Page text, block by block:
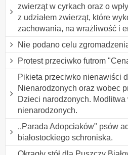
zwierząt w cyrkach oraz o
z udziałem zwierząt, które
zachowania, na wrażliwość i
Nie podano celu
Protest przeciwko futrom
Pikieta przeciwko nienawiści
Nienarodzonych oraz wobec
Dzieci narodzonych.
nienarodzonych.
,,Parada Adopciaków" psów
białostockiego schroniska.